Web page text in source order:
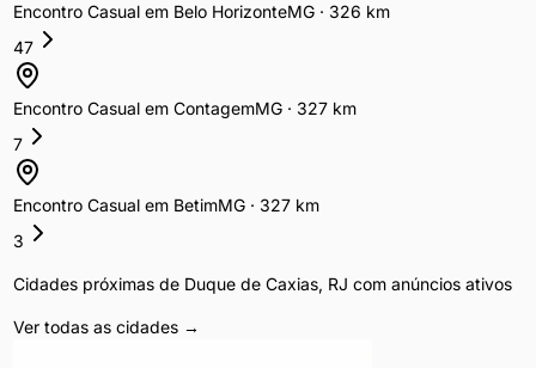
Encontro Casualem Belo HorizonteMG· 326 km
47
Encontro Casualem ContagemMG· 327km
7
Encontro Casualem BetimMG· 327km
3
Cidades próximas de Duque de Caxias, RJ com anúncios ativos
Ver todas as cidades →